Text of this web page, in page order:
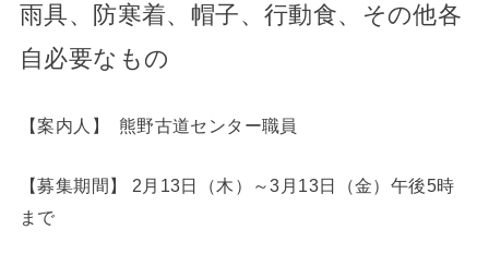
雨具、防寒着、帽子、行動食、その他各
自必要なもの
【案内人】 熊野古道センター職員
【募集期間】 2月13日（木）～3月13日（金）午後5時
まで